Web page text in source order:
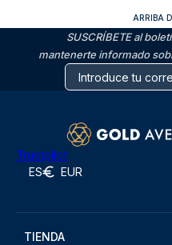
ARRIBA
SUSCRÍBETE al
mantenerte informado
Trustpilot
ES EUR
TIENDA